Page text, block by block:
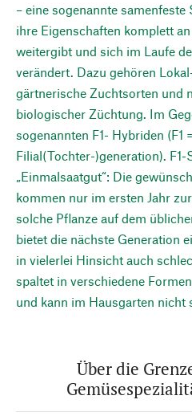
– eine sogenannte
ihre Eigenschaften komplett
weitergibt und sich im Laufe
verändert. Dazu gehören
gärtnerische Zuchtsorten und
biologischer Züchtung. Im
sogenannten F1- Hybriden (F1 =
Filial(Tochter-)generation). F1-
„Einmalsaatgut“: Die
kommen nur im ersten Jahr
solche Pflanze auf dem
bietet die nächste Generation
in vielerlei Hinsicht auch
spaltet in verschiedene
und kann im Hausgarten nicht
Über die